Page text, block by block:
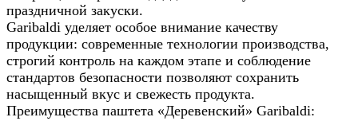
праздничной закуски.
Garibaldi уделяет особое внимание качеству
продукции: современные технологии производства,
строгий контроль на каждом этапе и соблюдение
стандартов безопасности позволяют сохранить
насыщенный вкус и свежесть продукта.
Преимущества паштета «Деревенский» Garibaldi: